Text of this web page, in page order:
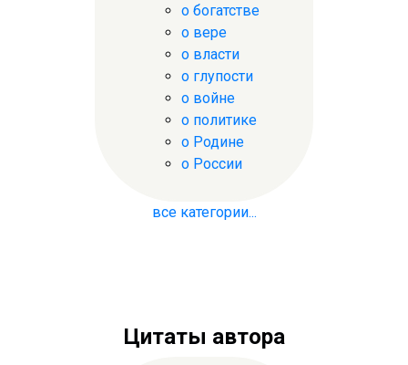
о богатстве
о вере
о власти
о глупости
о войне
о политике
о Родине
о России
все категории...
Цитаты автора